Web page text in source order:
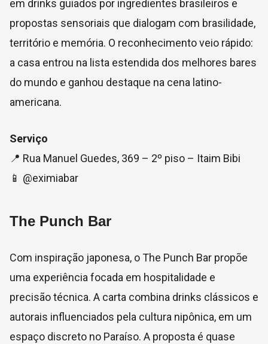
em drinks guiados por ingredientes brasileiros e
propostas sensoriais que dialogam com brasilidade,
território e memória. O reconhecimento veio rápido:
a casa entrou na lista estendida dos melhores bares
do mundo e ganhou destaque na cena latino-
americana.
Serviço
📍 Rua Manuel Guedes, 369 – 2º piso – Itaim Bibi
📱 @eximiabar
The Punch Bar
Com inspiração japonesa, o The Punch Bar propõe
uma experiência focada em hospitalidade e
precisão técnica. A carta combina drinks clássicos e
autorais influenciados pela cultura nipônica, em um
espaço discreto no Paraíso. A proposta é quase